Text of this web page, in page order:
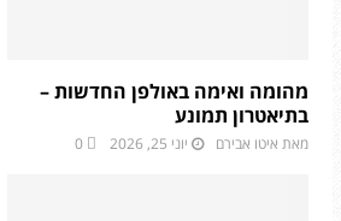
מהומה ואימה באולפן החדשות –
בתיאטרון תמונע
מאת איטו אבירם יוני 25, 2026 0